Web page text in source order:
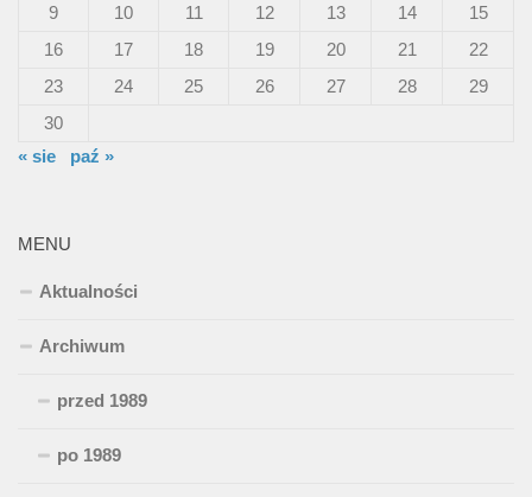
9
10 11 12 13 14
15
16
17 18 19 20 21
22
23
24 25 26 27 28
29
30
« sie
paź »
MENU
Aktualności
Archiwum
przed 1989
po 1989